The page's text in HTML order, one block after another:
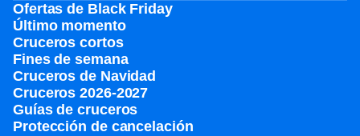
Ofertas de Black Friday
Último momento
Cruceros cortos
Fines de semana
Cruceros de Navidad
Cruceros 2026-2027
Guías de cruceros
Protección de cancelación